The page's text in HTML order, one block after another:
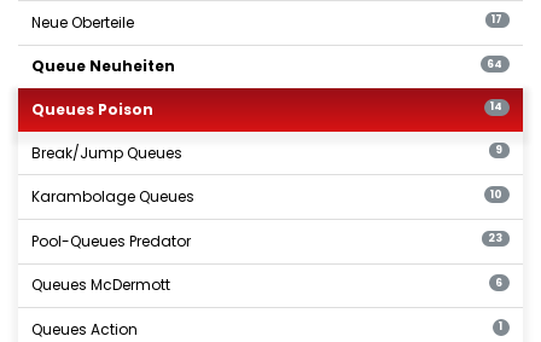
Neue Oberteile 17
Queue Neuheiten 64
Queues Poison 14
Break/Jump Queues 9
Karambolage Queues 10
Pool-Queues Predator 23
Queues McDermott 6
Queues Action 1